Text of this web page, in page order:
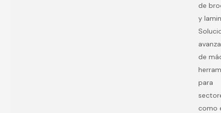
de
y
de
para
como